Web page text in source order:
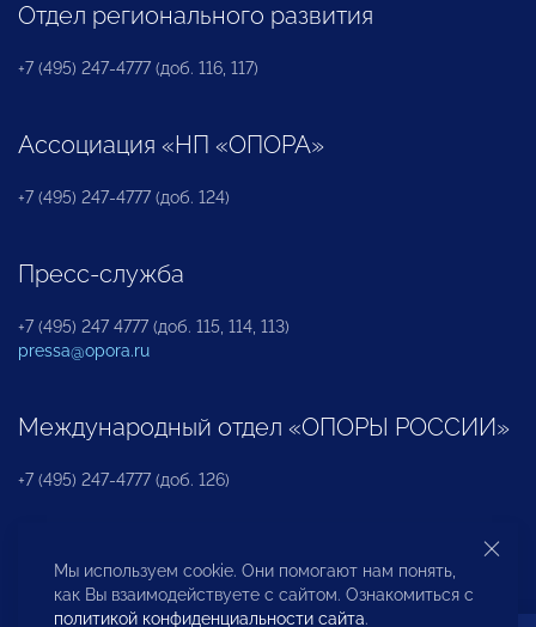
Отдел регионального развития
+7 (495) 247-4777 (доб. 116, 117)
Ассоциация «НП «ОПОРА»
+7 (495) 247-4777 (доб. 124)
Пресс-служба
+7 (495) 247 4777 (доб. 115, 114, 113)
pressa@opora.ru
Международный отдел «ОПОРЫ РОССИИ»
+7 (495) 247-4777 (доб. 126)
Бюро по защите прав предпринимателей и
инвесторов
Мы используем cookie. Они помогают нам понять,
как Вы взаимодействуете с сайтом. Ознакомиться с
политикой конфиденциальности сайта.